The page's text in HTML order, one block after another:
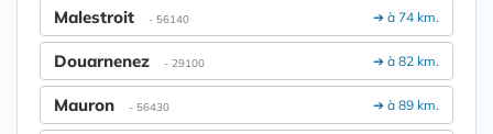
➔ à 74 km.
Malestroit - 56140
➔ à 82 km.
Douarnenez - 29100
➔ à 89 km.
Mauron - 56430